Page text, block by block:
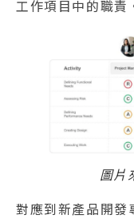
工作項目中的職責
圖
對應到新產品開發